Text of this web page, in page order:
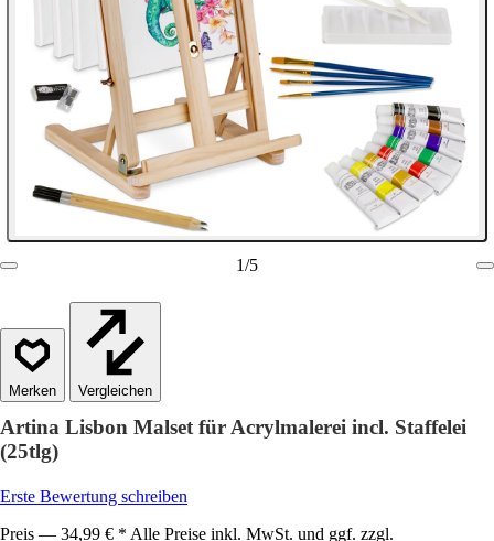
1/5
Vergleichen
Artina Lisbon Malset für Acrylmalerei incl. Staffelei
(25tlg)
Erste Bewertung schreiben
Preis — 34,99 € * Alle Preise inkl. MwSt. und ggf. zzgl.